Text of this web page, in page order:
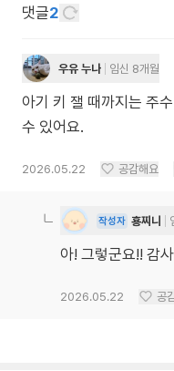
댓글2
우유 누나 임신 8개월
아기 키 잴 때까지는 주
수 있어요.
2026.05.22 공감해요
작성자 횽찌니
아! 그렇군요!! 감
2026.05.22 공